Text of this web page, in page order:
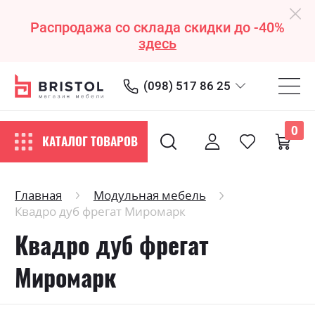
Распродажа со склада скидки до -40%
здесь
(098) 517 86 25
КАТАЛОГ ТОВАРОВ
0
Главная
Модульная мебель
Квадро дуб фрегат Миромарк
Квадро дуб фрегат
Миромарк